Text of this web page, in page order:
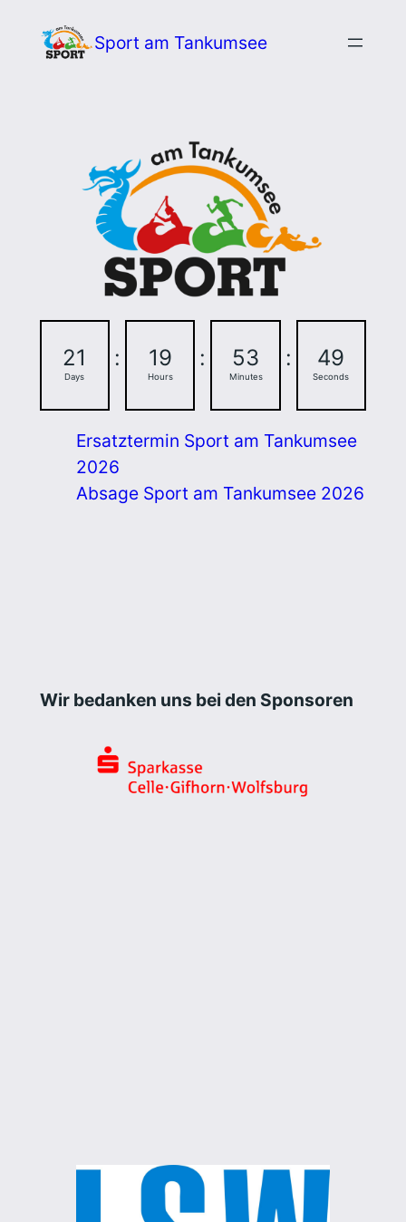
Inhalt
Sport am Tankumsee
21
Days
: 19
Hours
: 53
Minutes
: 48
Seconds
Ersatztermin Sport am Tankumsee
2026
Absage Sport am Tankumsee 2026
Wir bedanken uns bei den Sponsoren